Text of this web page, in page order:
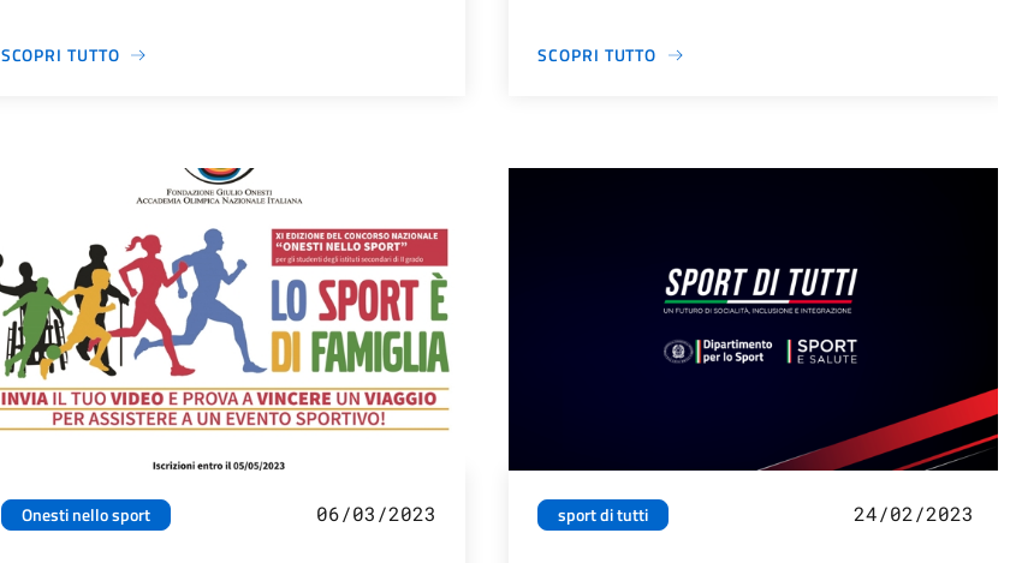
SCOPRI TUTTO SCOPRI TUTTO
Onesti nello sport 06/03/2023 sport di tutti 24/02/2023